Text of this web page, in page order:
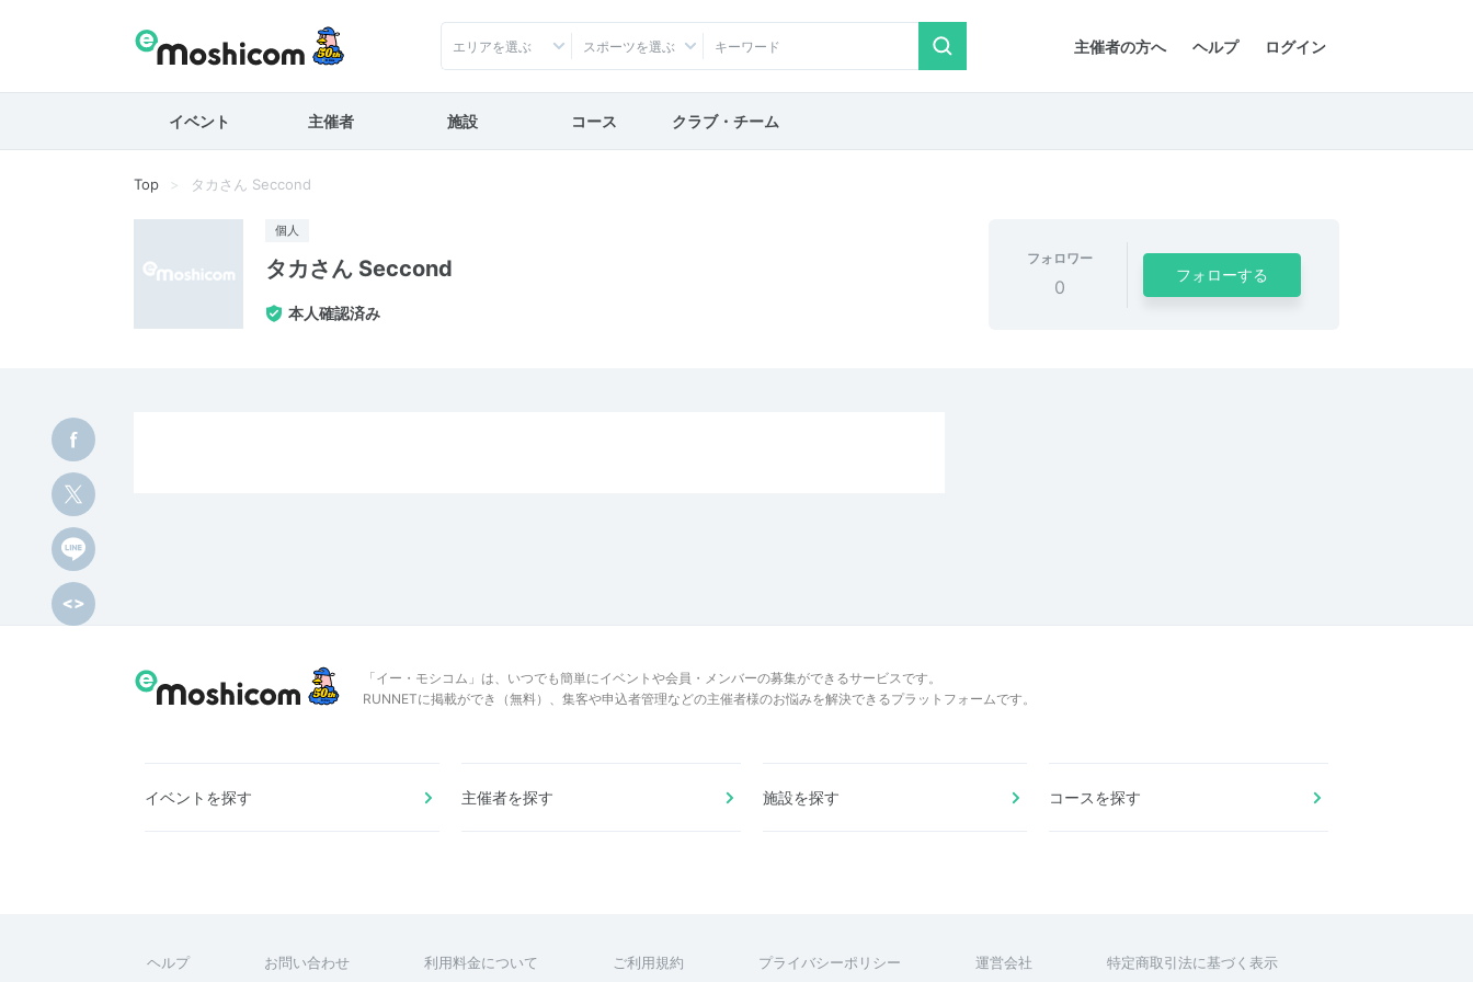
主催者の方へ ヘルプ ログイン
エリアを選ぶ スポーツを選ぶ
イベント 主催者 施設 コース クラブ・チーム
Top タカさん Seccond
個人
タカさん Seccond
本人確認済み
フォロワー
0
フォローする
「イー・モシコム」は、いつでも簡単にイベントや会員・メンバーの募集ができるサービスです。
RUNNETに掲載ができ（無料）、集客や申込者管理などの主催者様のお悩みを解決できるプラットフォームです。
イベントを探す 主催者を探す 施設を探す コースを探す
ヘルプ お問い合わせ 利用料金について ご利用規約 プライバシーポリシー 運営会社 特定商取引法に基づく表示